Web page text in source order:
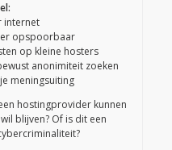
internet
opspoorbaar
op kleine hosters
anonimiteit zoeken
meningsuiting
hostingprovider kunnen
blijven? Of is dit een